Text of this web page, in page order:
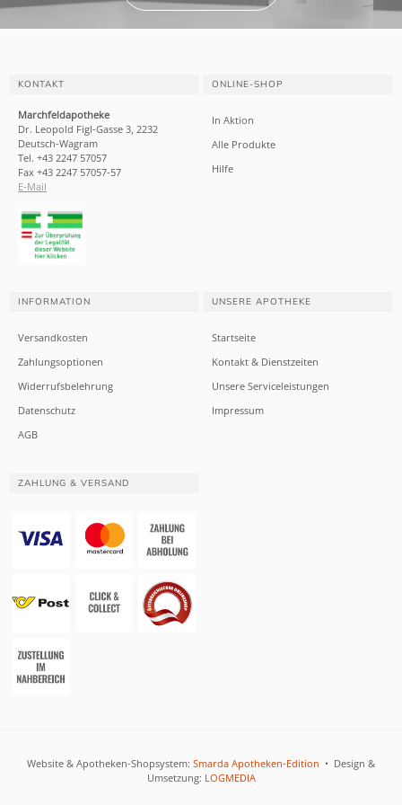
KONTAKT
Marchfeldapotheke
Dr. Leopold Figl-Gasse 3, 2232
Deutsch-Wagram
Tel. +43 2247 57057
Fax +43 2247 57057-57
E-Mail
ONLINE-SHOP
In Aktion
Alle Produkte
Hilfe
INFORMATION
Versandkosten
Zahlungsoptionen
Widerrufsbelehrung
Datenschutz
AGB
UNSERE APOTHEKE
Startseite
Kontakt & Dienstzeiten
Unsere Serviceleistungen
Impressum
ZAHLUNG & VERSAND
Website & Apotheken-Shopsystem: Smarda Apotheken-Edition • Design &
Umsetzung: LOGMEDIA